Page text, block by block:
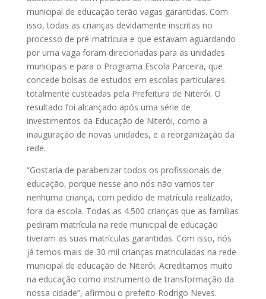
municipal de educação terão vagas garantidas. Com
isso, todas as crianças devidamente inscritas no
processo de pré-matrícula e que estavam aguardando
por uma vaga foram direcionadas para as unidades
municipais e para o Programa Escola Parceira, que
concede bolsas de estudos em escolas particulares
totalmente custeadas pela Prefeitura de Niterói. O
resultado foi alcançado após uma série de
investimentos da Educação de Niterói, como a
inauguração de novas unidades, e a reorganização da
rede.
“Gostaria de parabenizar todos os profissionais de
educação, porque nesse ano nós não vamos ter
nenhuma criança, com pedido de matrícula realizado,
fora da escola. Todas as 4.500 crianças que as famílias
pediram matrícula na rede municipal de educação
tiveram as suas matrículas garantidas. Com isso, nós
já temos mais de 30 mil crianças matriculadas na rede
municipal de educação de Niterói. Acreditamos muito
na educação como instrumento de transformação da
nossa cidade”, afirmou o prefeito Rodrigo Neves.